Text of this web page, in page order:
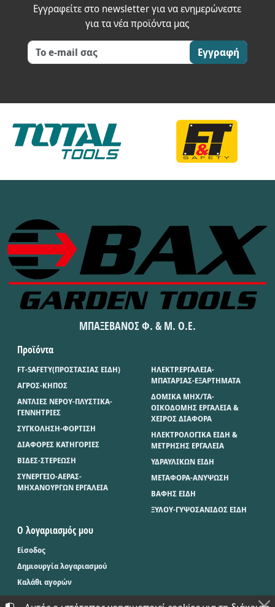
Εγγραφείτε στο newsletter για να ενημερώνεστε
για τα νέα προϊόντα μας
Εγγραφή
ΜΠΑΞΕΒΑΝΟΣ Φ. & Μ. Ο.Ε.
Προϊόντα
FT-SAFETY(ΠΡΟΣΤΑΣΙΑΣ ΕΙΔΗ)
ΑΓΡΟΣ-ΚΗΠΟΣ
ΑΝΤΛΙΕΣ ΝΕΡΟΥ-ΠΛΥΣΤΙΚΑ-
ΓΕΝΝΗΤΡΙΕΣ
ΣΥΓΚΟΛΗΣΗ-ΦΟΡΤΙΣΗ
ΔΙΑΦΟΡΕΣ ΚΑΤΗΓΟΡΙΕΣ
ΒΙΔΕΣ-ΣΤΕΡΕΩΣΗ
ΣΥΝΕΡΓΕΙΟ-ΑΕΡΑΣ-
ΜΗΧΑΝΟΥΡΓΩΝ ΕΡΓΑΛΕΙΑ
ΗΛΕΚΤΡ.ΕΡΓΑΛΕΙΑ-
ΜΠΑΤΑΡΙΑΣ-ΕΞΑΡΤΗΜΑΤΑ
ΔΟΜΙΚΑ ΜΗΧ/ΤΑ-
ΟΙΚΟΔΟΜΗΣ ΕΡΓΑΛΕΙΑ &
ΧΕΙΡΟΣ ΔΙΑΦΟΡΑ
ΗΛΕΚΤΡΟΛΟΓΙΚΑ ΕΙΔΗ &
ΜΕΤΡΗΣΗΣ ΕΡΓΑΛΕΙΑ
ΥΔΡΑΥΛΙΚΩΝ ΕΙΔΗ
ΜΕΤΑΦΟΡΑ-ΑΝΥΨΩΣΗ
ΒΑΦΗΣ ΕΙΔΗ
ΞΥΛΟΥ-ΓΥΨΟΣΑΝΙΔΟΣ ΕΙΔΗ
Ο λογαριασμός μου
Είσοδος
Δημιουργία λογαριασμού
Καλάθι αγορών